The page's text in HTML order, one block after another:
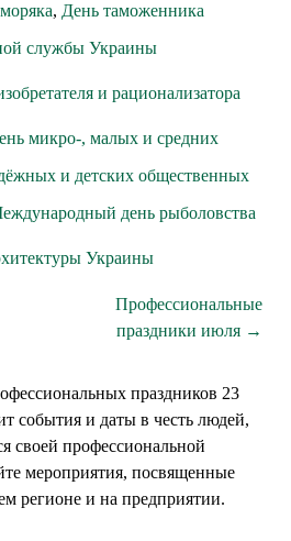
, День таможенника
службы Украины
и рационализатора
микро-, малых и средних
и детских общественных
день рыболовства
Украины
Профессиональные
праздники июля →
праздников 23
события и даты в честь людей,
своей профессиональной
мероприятия, посвященные
регионе и на предприятии.